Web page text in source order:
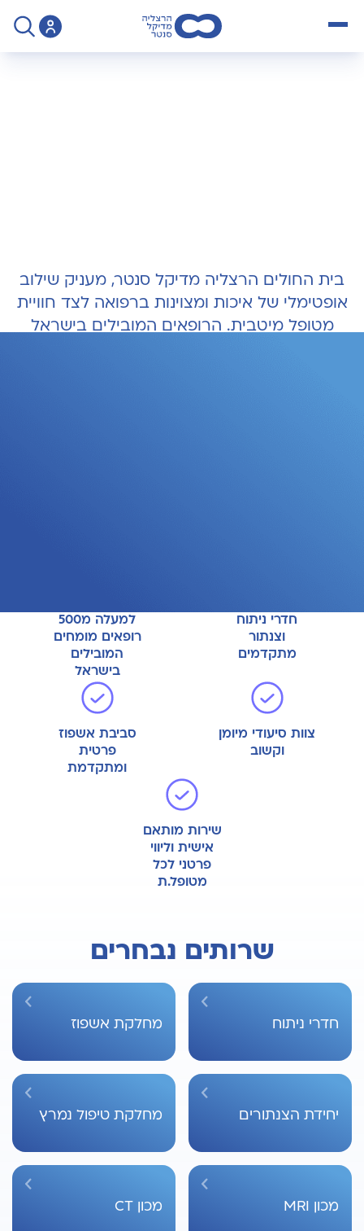
בית החולים הרצליה מדיקל סנטר, מעניק שילוב
אופטימלי של איכות ומצוינות ברפואה לצד חוויית
מטופל מיטבית. הרופאים המובילים בישראל
חדרי ניתוח
וצנתור
מתקדמים
למעלה מ500
רופאים מומחים
המובילים
בישראל
צוות סיעודי מיומן
וקשוב
סביבת אשפוז
פרטית
ומתקדמת
שירות מותאם
אישית וליווי
פרטני לכל
מטופל.ת
שרותים נבחרים
חדרי ניתוח מחלקת אשפוז
יחידת הצנתורים מחלקת טיפול נמרץ
מכון MRI מכון CT